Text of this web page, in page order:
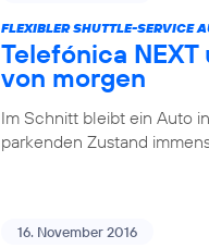
FLEXIBLER SHUTTLE-SERVICE
Telefónica
von morgen
Im Schnitt bleibt ein Auto
parkenden Zustand
16. November 2016